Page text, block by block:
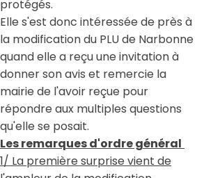
protégés.
Elle s'est donc intéressée de près à
la modification du PLU de Narbonne
quand elle a reçu une invitation à
donner son avis et remercie la
mairie de l'avoir reçue pour
répondre aux multiples questions
qu'elle se posait.
Les remarques d'ordre général
1/ La première surprise vient de